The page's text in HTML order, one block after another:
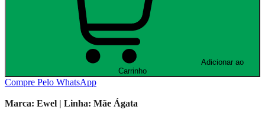
Carrinho
Compre Pelo WhatsApp
Marca: Ewel | Linha: Mãe Ágata